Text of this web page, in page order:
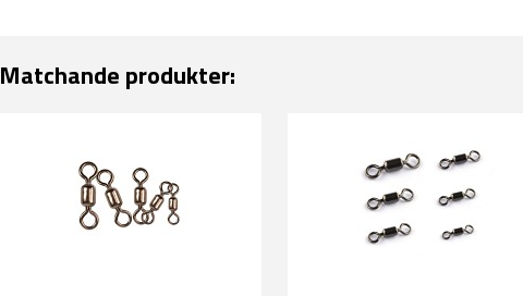
Matchande produkter: